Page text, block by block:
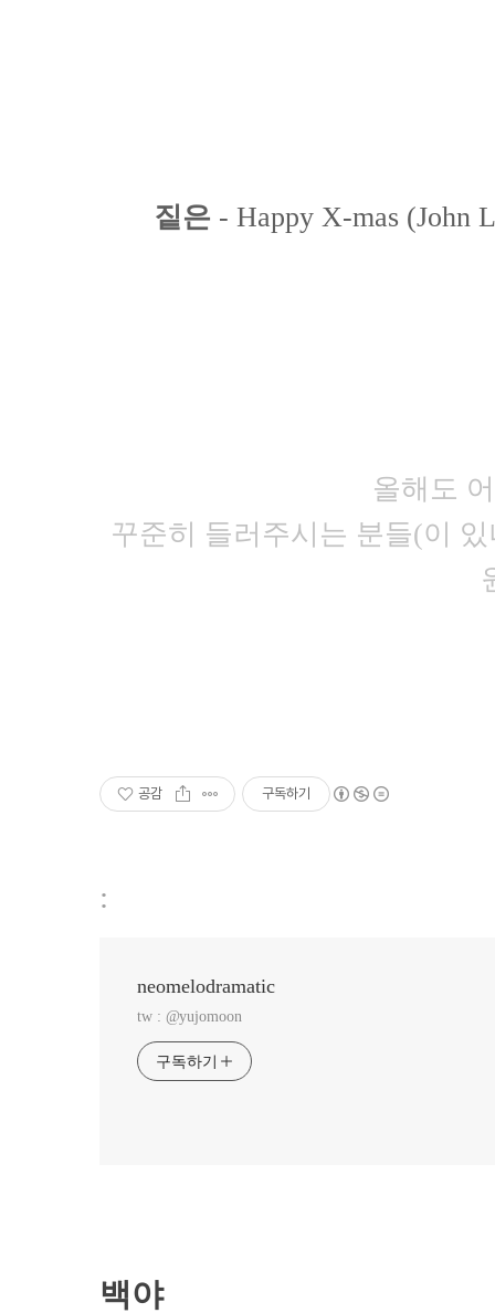
짙은 - Happy X-mas (John
올해도
꾸준히 들러주시는 분들(이
공감 구독하기
:
neomelodramatic
tw : @yujomoon
구독하기
백야